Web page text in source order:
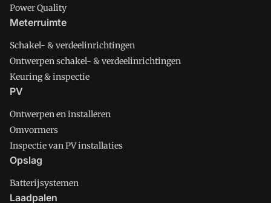
Power Quality
Meterruimte
Schakel- & verdeelinrichtingen
Ontwerpen schakel- & verdeelinrichtingen
Keuring & inspectie
PV
Ontwerpen en installeren
Omvormers
Inspectie van PV installaties
Opslag
Batterijsystemen
Laadpalen